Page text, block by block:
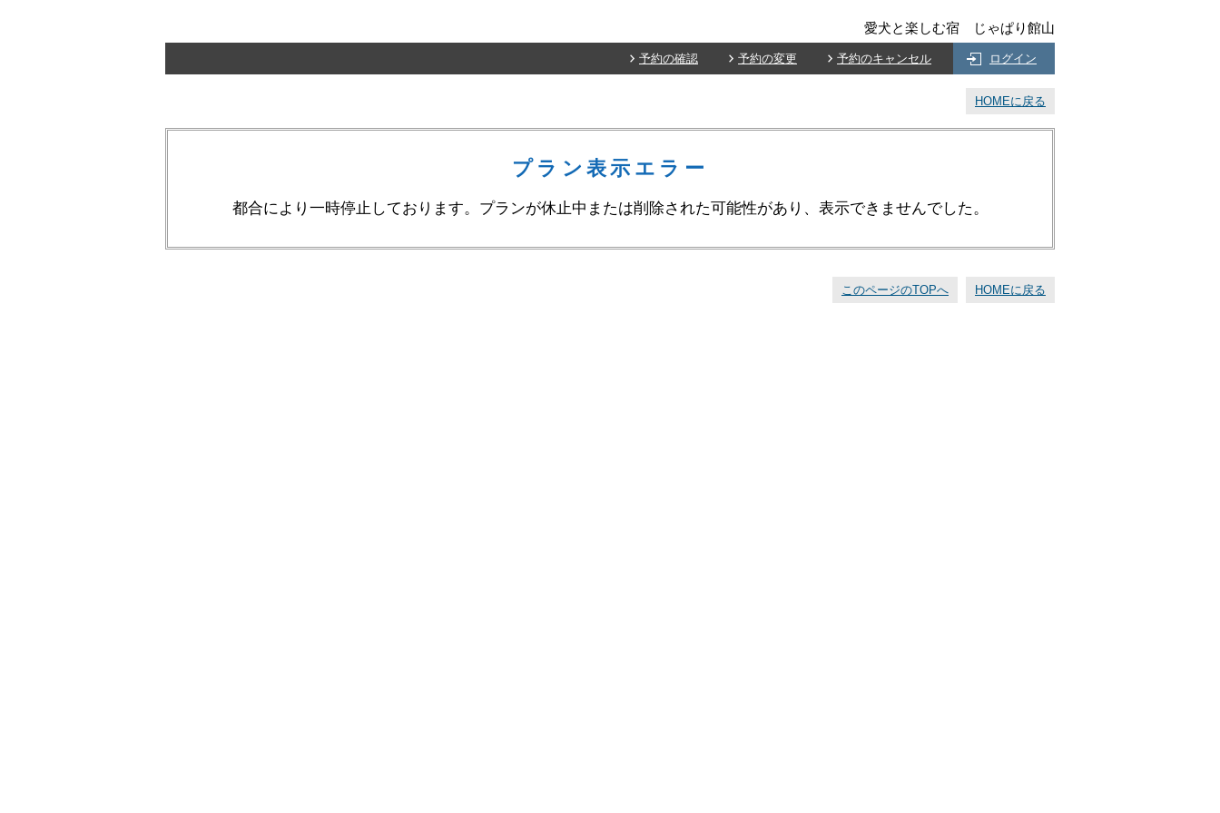
愛犬と楽しむ宿 じゃぱり館山
予約の確認 予約の変更 予約のキャンセル ログイン
HOMEに戻る
プラン表示エラー
都合により一時停止しております。プランが休止中または削除された可能性があり、表示できませんでした。
このページのTOPへ HOMEに戻る